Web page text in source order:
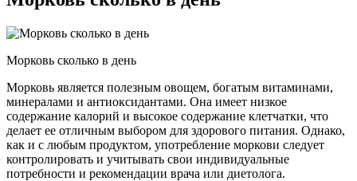
Морковь сколько в день
Морковь является полезным овощем, богатым витаминами,
минералами и антиоксидантами. Она имеет низкое
содержание калорий и высокое содержание клетчатки, что
делает ее отличным выбором для здорового питания. Однако,
как и с любым продуктом, употребление моркови следует
контролировать и учитывать свои индивидуальные
потребности и рекомендации врача или диетолога.